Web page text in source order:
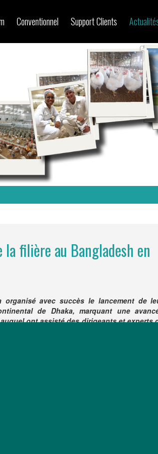
Conventionnel Support Clients
filière au Bangladesh en
avec succès le lancement de
de Dhaka, marquant une
ont assisté des dirigeants et experts
de poulets colorés au Bangladesh et